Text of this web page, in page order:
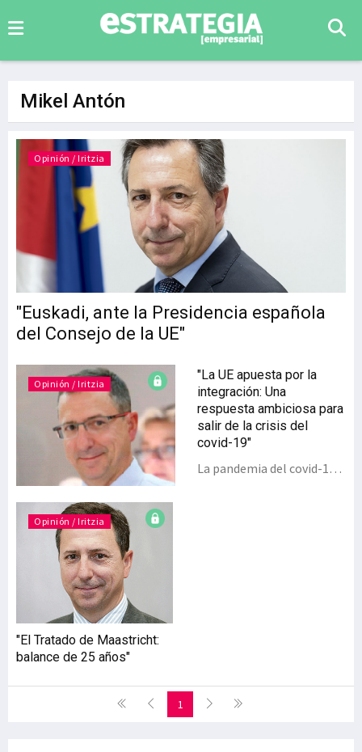
Mikel Antón
"Euskadi, ante la Presidencia española
del Consejo de la UE"
Opinión / Iritzia
Opinión / Iritzia
"La UE apuesta por la
integración: Una
respuesta ambiciosa para
salir de la crisis del
covid-19"
La pandemia del covid-19
significativo, la Unión
Europea podría colapsar.
Opinión / Iritzia
"El Tratado de Maastricht:
balance de 25 años"
1